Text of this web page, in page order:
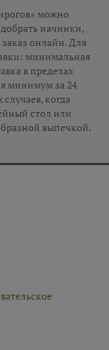
можно
начинки,
онлайн. Для
минимальная
в пределах
минимум за 24
когда
стол или
выпечкой.